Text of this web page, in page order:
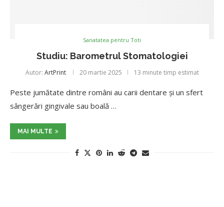
Sanatatea pentru Toti
Studiu: Barometrul Stomatologiei
Autor: ArtPrint 20 martie 2025 13 minute timp estimat
Peste jumătate dintre români au carii dentare și un sfert
sângerări gingivale sau boală …
MAI MULTE